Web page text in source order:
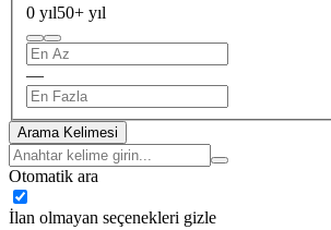
0 yıl50+ yıl
—
Arama Kelimesi
Otomatik ara
İlan olmayan seçenekleri gizle